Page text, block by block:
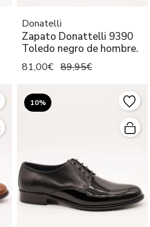
Donatelli
Zapato Donattelli 9390
Toledo negro de hombre.
81,00€ 89,95€
10%